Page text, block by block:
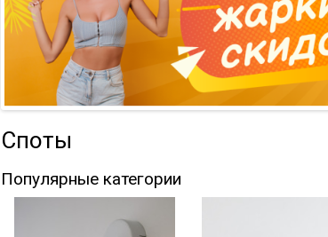
Споты
Популярные категории